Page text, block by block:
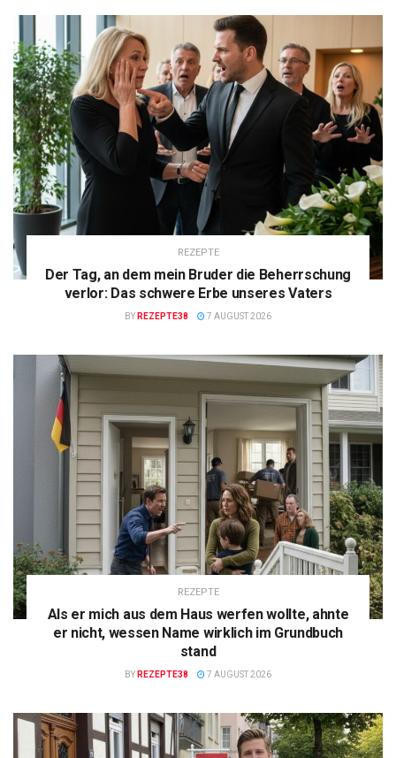
REZEPTE
Der Tag, an dem mein Bruder die Beherrschung
verlor: Das schwere Erbe unseres Vaters
BY REZEPTE38 7 AUGUST 2026
REZEPTE
Als er mich aus dem Haus werfen wollte, ahnte
er nicht, wessen Name wirklich im Grundbuch
stand
BY REZEPTE38 7 AUGUST 2026